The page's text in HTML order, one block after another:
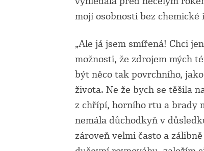
mojí osobnosti bez chemické
„Ale já jsem smířená! Chci
možnosti, že zdrojem mých
být něco tak povrchního,
života. Ne že bych se těšila
z chřípí, horního rtu a brady
nemála důchodkyň v
zároveň velmi často a